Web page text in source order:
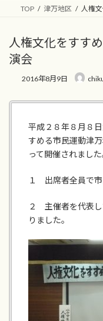
TOP 津万地区 人権
人権文化をすす
演会
2016年8月9日
平成２８年８月８
すめる市民運動津
って開催されました
１ 出席者全員で市
２ 主催者を代表し
りました。